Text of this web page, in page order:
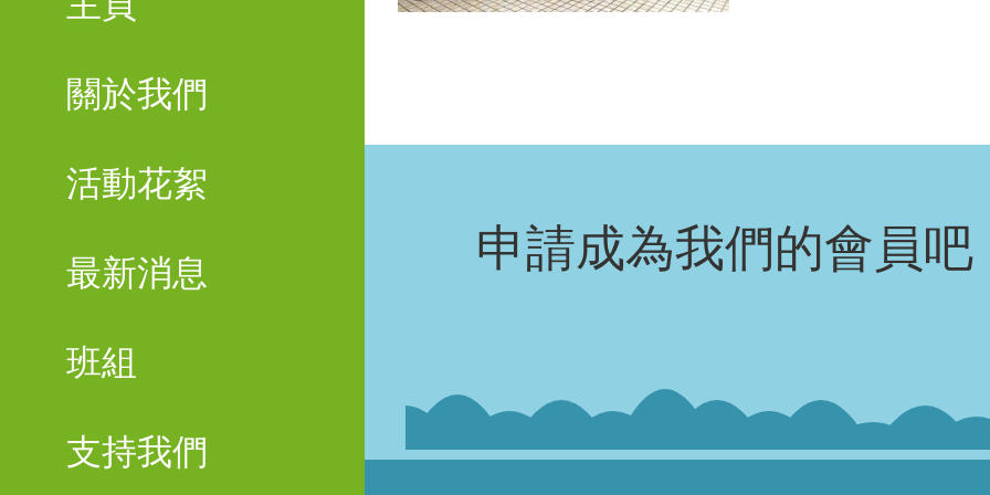
關於我們
活動花絮
最新消息
班組
支持我們
申請成為我們的會員吧